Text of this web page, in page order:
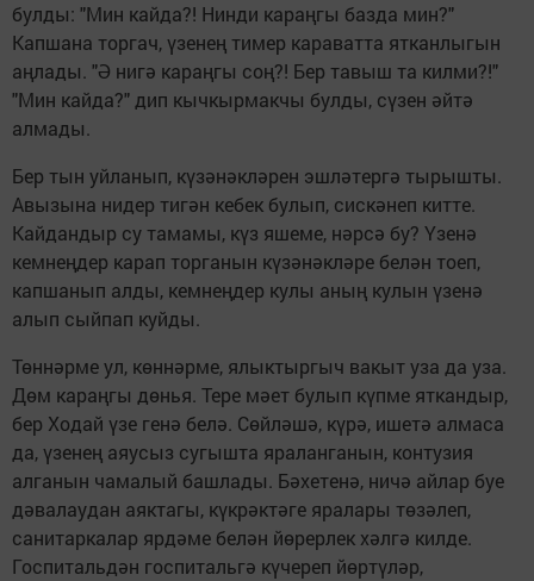
булды: "Мин кайда?! Нинди караңгы базда мин?"
Капшана торгач, үзенең тимер караватта ятканлыгын
аңлады. "Ә нигә караңгы соң?! Бер тавыш та килми?!"
"Мин кайда?" дип кычкырмакчы булды, сүзен әйтә
алмады.
Бер тын уйланып, күзәнәкләрен эшләтергә тырышты.
Авызына нидер тигән кебек булып, сискәнеп китте.
Кайдандыр су тамамы, күз яшеме, нәрсә бу? Үзенә
кемнеңдер карап торганын күзәнәкләре белән тоеп,
капшанып алды, кемнеңдер кулы аның кулын үзенә
алып сыйпап куйды.
Төннәрме ул, көннәрме, ялыктыргыч вакыт уза да уза.
Дөм караңгы дөнья. Тере мәет булып күпме яткандыр,
бер Ходай үзе генә белә. Сөйләшә, күрә, ишетә алмаcа
да, үзенең аяусыз сугышта яраланганын, контузия
алганын чамалый башлады. Бәхетенә, ничә айлар буе
дәвалаудан аяктагы, күкрәктәге яралары төзәлеп,
санитаркалар ярдәме белән йөрерлек хәлгә килде.
Госпитальдән госпитальгә күчереп йөртүләр,